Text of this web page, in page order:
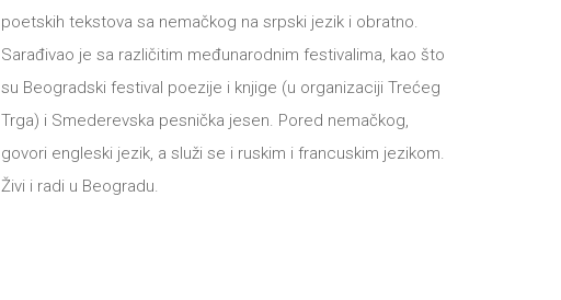
poetskih tekstova sa nemačkog na srpski jezik i obratno.
Sarađivao je sa različitim međunarodnim festivalima, kao što
su Beogradski festival poezije i knjige (u organizaciji Trećeg
Trga) i Smederevska pesnička jesen. Pored nemačkog,
govori engleski jezik, a služi se i ruskim i francuskim jezikom.
Živi i radi u Beogradu.